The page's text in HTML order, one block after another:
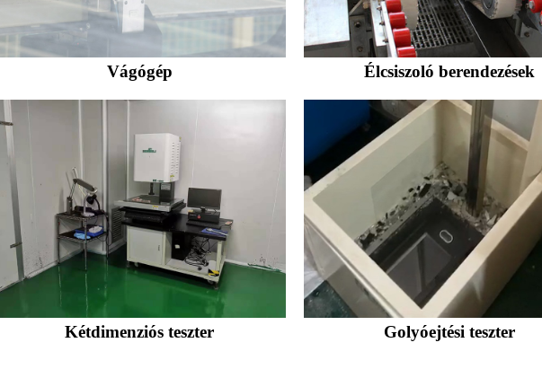
Vágógép Élcsiszoló berendezések
Kétdimenziós teszter Golyóejtési teszter